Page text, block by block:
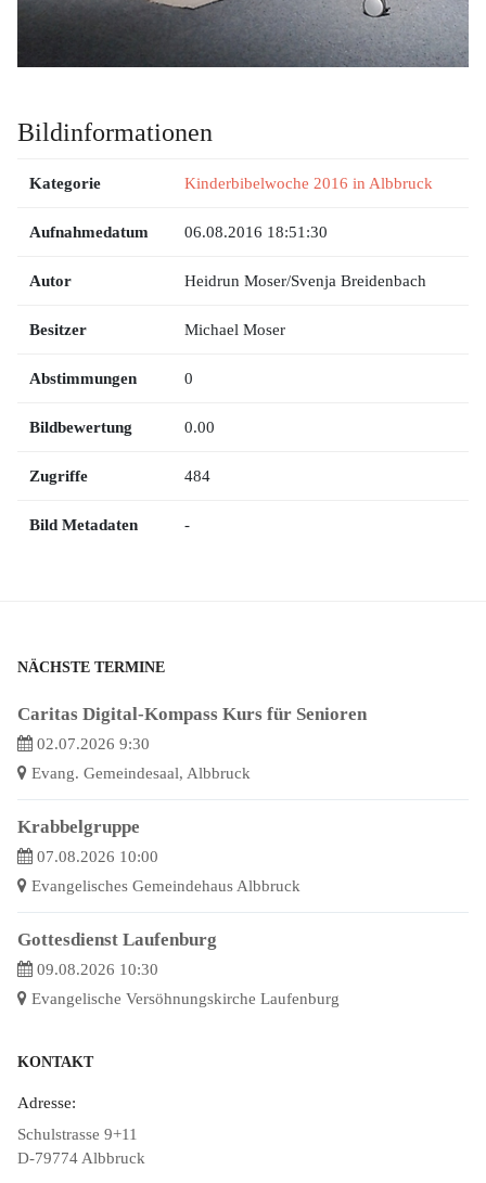
Bildinformationen
Kategorie Kinderbibelwoche 2016 in Albbruck
Aufnahmedatum 06.08.2016 18:51:30
Autor Heidrun Moser/Svenja Breidenbach
Besitzer Michael Moser
Abstimmungen 0
Bildbewertung 0.00
Zugriffe 484
Bild Metadaten -
NÄCHSTE TERMINE
Caritas Digital-Kompass Kurs für Senioren
02.07.2026 9:30
Evang. Gemeindesaal, Albbruck
Krabbelgruppe
07.08.2026 10:00
Evangelisches Gemeindehaus Albbruck
Gottesdienst Laufenburg
09.08.2026 10:30
Evangelische Versöhnungskirche Laufenburg
KONTAKT
Adresse:
Schulstrasse 9+11
D-79774 Albbruck